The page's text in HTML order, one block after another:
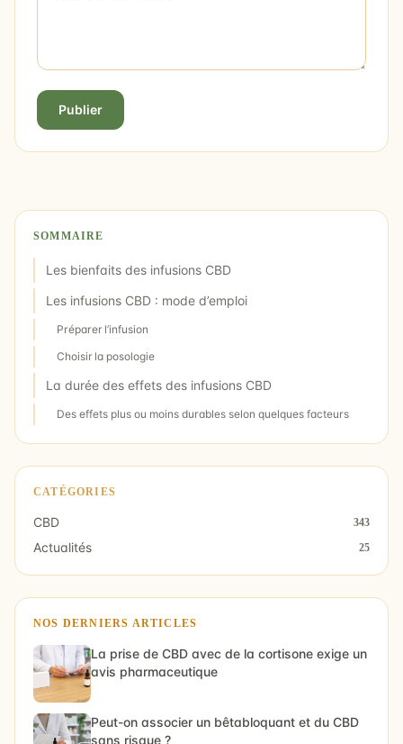
Publier
SOMMAIRE
Les bienfaits des infusions CBD
Les infusions CBD : mode d’emploi
Préparer l’infusion
Choisir la posologie
La durée des effets des infusions CBD
Des effets plus ou moins durables selon quelques facteurs
CATÉGORIES
CBD 343
Actualités 25
NOS DERNIERS ARTICLES
La prise de CBD avec de la cortisone exige un
avis pharmaceutique
Peut-on associer un bêtabloquant et du CBD
sans risque ?